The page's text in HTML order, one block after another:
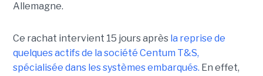
Allemagne.
Ce rachat intervient 15 jours après la reprise de
quelques actifs de la société Centum T&S,
spécialisée dans les systèmes embarqués. En effet,